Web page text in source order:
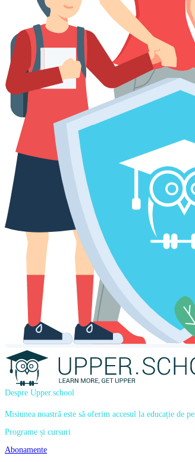
Despre Upper.school
Misiunea noastră este să oferim accesul la educație
Programe și cursuri
Abonamente